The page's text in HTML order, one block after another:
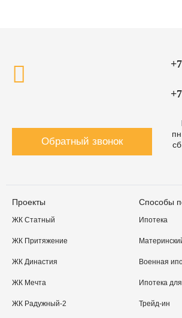
Обратный звонок
Проекты
ЖК Статный
ЖК Притяжение
ЖК Династия
ЖК Мечта
ЖК Радужный-2
Способы
Ипотека
Военная
Ипотека
Трейд-ин